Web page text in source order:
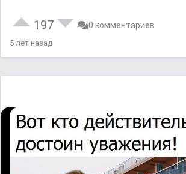
197 0 комментариев
5 лет назад